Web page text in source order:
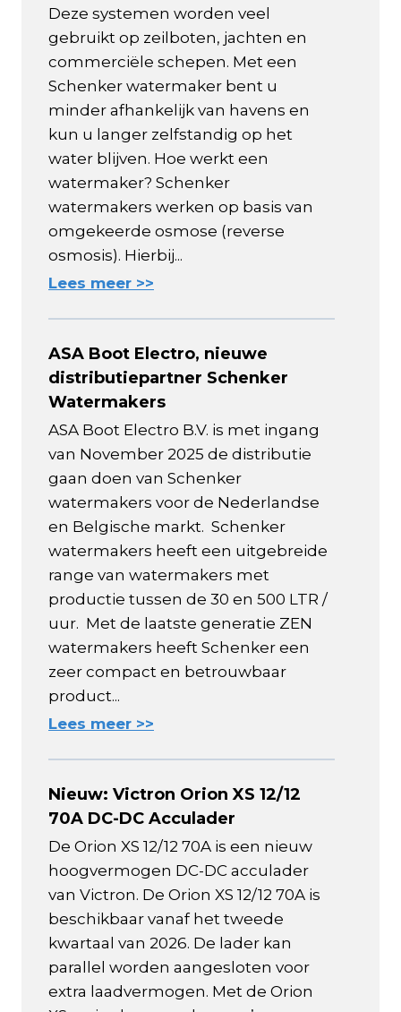
Deze systemen worden veel
gebruikt op zeilboten, jachten en
commerciële schepen. Met een
Schenker watermaker bent u
minder afhankelijk van havens en
kun u langer zelfstandig op het
water blijven. Hoe werkt een
watermaker? Schenker
watermakers werken op basis van
omgekeerde osmose (reverse
osmosis). Hierbij...
Lees meer >>
ASA Boot Electro, nieuwe
distributiepartner Schenker
Watermakers
ASA Boot Electro B.V. is met ingang
van November 2025 de distributie
gaan doen van Schenker
watermakers voor de Nederlandse
en Belgische markt. Schenker
watermakers heeft een uitgebreide
range van watermakers met
productie tussen de 30 en 500 LTR /
uur. Met de laatste generatie ZEN
watermakers heeft Schenker een
zeer compact en betrouwbaar
product...
Lees meer >>
Nieuw: Victron Orion XS 12/12
70A DC-DC Acculader
De Orion XS 12/12 70A is een nieuw
hoogvermogen DC-DC acculader
van Victron. De Orion XS 12/12 70A is
beschikbaar vanaf het tweede
kwartaal van 2026. De lader kan
parallel worden aangesloten voor
extra laadvermogen. Met de Orion